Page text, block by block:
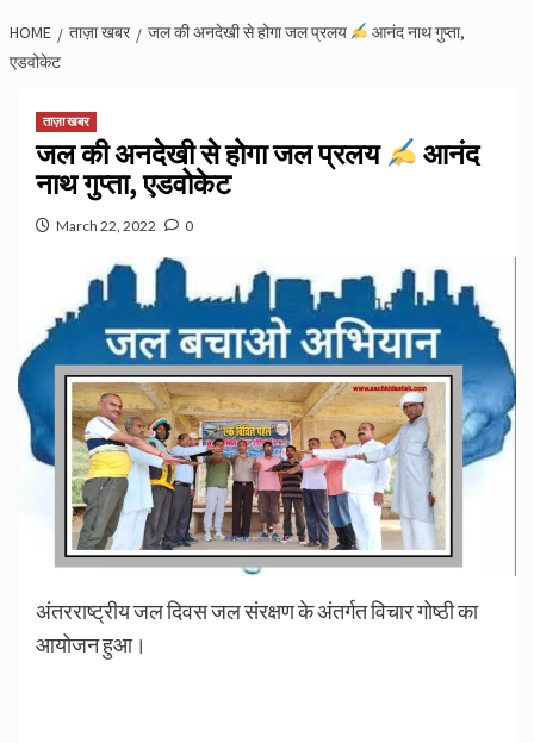
HOME ताज़ा खबर जल की अनदेखी से होगा जल प्रलय
आनंद नाथ गुप्ता,
एडवोकेट
ताज़ा खबर
जल की अनदेखी से होगा जल प्रलय
आनंद
नाथ गुप्ता, एडवोकेट
March 22, 2022 0
अंतरराष्ट्रीय जल दिवस जल संरक्षण के अंतर्गत विचार गोष्ठी का
आयोजन हुआ।